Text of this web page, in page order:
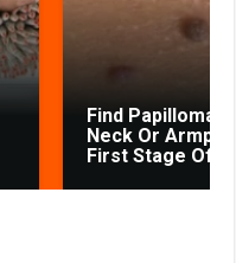
Find Papillomas
Neck Or
First Stage Of...